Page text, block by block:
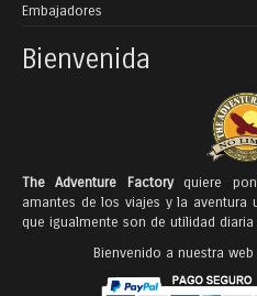
Embajadores
Bienvenida
The Adventure Factoryquiere
amantes de los viajes y la aventura
que igualmente son de utilidad
Bienvenido a nuestra web